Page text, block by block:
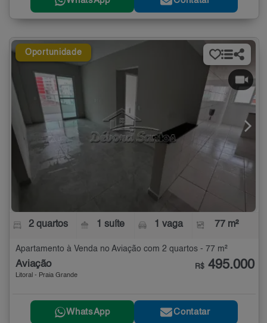
Oportunidade
2 quartos 1 suíte 1 vaga 77 m²
Apartamento à Venda no Aviação com 2 quartos - 77 m²
Aviação
Litoral - Praia Grande
R$ 495.000
WhatsApp Contatar